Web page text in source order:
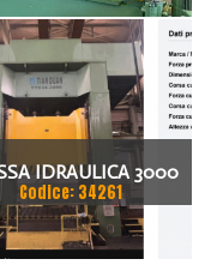
IDRAULICA 3000
TIAN DUAN YTC34-
3000
Codice: 34261